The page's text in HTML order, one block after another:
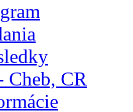
Cheb, CR